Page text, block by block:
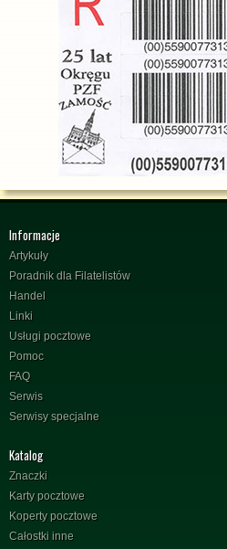
Informacje
Artykuły
Poradnik dla Filatelistów
Handel
Linki
Usługi pocztowe
Pomoc
FAQ
Serwis
Serwisy specjalne
Katalog
Znaczki
Karty pocztowe
Koperty pocztowe
Całostki inne